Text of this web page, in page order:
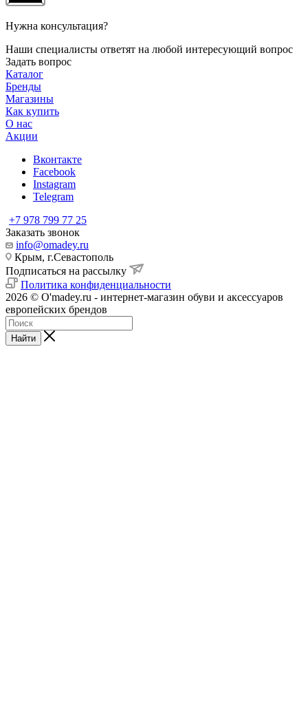
Нужна консультация?
Наши специалисты ответят на любой интересующий вопрос
Задать вопрос
Каталог
Бренды
Магазины
Как купить
О нас
Акции
Вконтакте
Facebook
Instagram
Telegram
+7 978 799 77 25
Заказать звонок
info@omadey.ru
Крым, г.Севастополь
Подписаться на рассылку
Политика конфиденциальности
2026 © O'madey.ru - интернет-магазин обуви и аксессуаров
европейских брендов
Найти